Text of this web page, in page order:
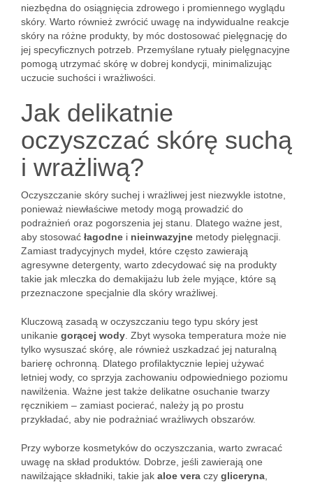
niezbędna do osiągnięcia zdrowego i promiennego wyglądu
skóry. Warto również zwrócić uwagę na indywidualne reakcje
skóry na różne produkty, by móc dostosować pielęgnację do
jej specyficznych potrzeb. Przemyślane rytuały pielęgnacyjne
pomogą utrzymać skórę w dobrej kondycji, minimalizując
uczucie suchości i wrażliwości.
Jak delikatnie
oczyszczać skórę suchą
i wrażliwą?
Oczyszczanie skóry suchej i wrażliwej jest niezwykle istotne,
ponieważ niewłaściwe metody mogą prowadzić do
podrażnień oraz pogorszenia jej stanu. Dlatego ważne jest,
aby stosować łagodne i nieinwazyjne metody pielęgnacji.
Zamiast tradycyjnych mydeł, które często zawierają
agresywne detergenty, warto zdecydować się na produkty
takie jak mleczka do demakijażu lub żele myjące, które są
przeznaczone specjalnie dla skóry wrażliwej.
Kluczową zasadą w oczyszczaniu tego typu skóry jest
unikanie gorącej wody . Zbyt wysoka temperatura może nie
tylko wysuszać skórę, ale również uszkadzać jej naturalną
barierę ochronną. Dlatego profilaktycznie lepiej używać
letniej wody, co sprzyja zachowaniu odpowiedniego poziomu
nawilżenia. Ważne jest także delikatne osuchanie twarzy
ręcznikiem – zamiast pocierać, należy ją po prostu
przykładać, aby nie podrażniać wrażliwych obszarów.
Przy wyborze kosmetyków do oczyszczania, warto zwracać
uwagę na skład produktów. Dobrze, jeśli zawierają one
nawilżające składniki, takie jak aloe vera czy gliceryna